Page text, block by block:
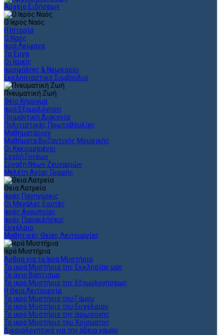
Αρχείο Ειδήσεων
Ο Ιερός Ναός
Η Ιστορία
Ο Ναός
Ιερά Λείψανα
Τα Έργα
Οι Ιερείς
Ιεροψάλτες & Νεωκόροι
Εκκλησιαστικό Συμβούλιο
Πνευματική Ζωή
Θείο Κήρυγμα
Ιερά Εξομολόγηση
Ποιμαντική Διακονία
Πολιτιστικές Πρωτοβουλίες
Μαθηματάριον
Μαθήματα Βυζαντινής Μουσικής
Οι Κεκοιμημένοι
Σχολή Γονέων
Σύναξη Νέων Ζευγαριών
Μελέτη Αγίας Γραφής
Θεια Λατρεία
Ιερές Πανηγύρεις
Οι Μεγάλες Εορτές
Ιερές Αγρυπνίες
Ιερές Παρακλήσεις
Ευχέλαιο
Μαθητικές Θείες Λειτουργίες
Ιερά Μυστήρια
Άρθρα για τα Ιερά Μυστήρια
Τα ιερά Μυστήρια της Εκκλησίας μας
Το άγιο Βάπτισμα
Το ιερό Μυστήριο της Εξομολογήσεως
Η Θεία Λειτουργία
Το ιερό Μυστήριο του Γάμου
Το ιερό Μυστήριο του Ευχελαίου
Το ιερό Μυστήριο της Ιερωσύνης
Το ιερό Μυστήριο του Χρίσματος
Δικαιολογητικά για την άδεια γάμου